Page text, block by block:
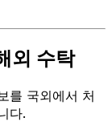
외 수탁
를 국외에서 처
다.